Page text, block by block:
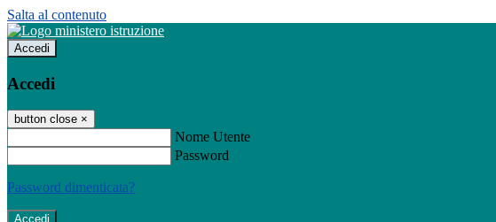
Salta al contenuto
Accedi
Accedi
button close ×
Nome Utente
Password
Password dimenticata?